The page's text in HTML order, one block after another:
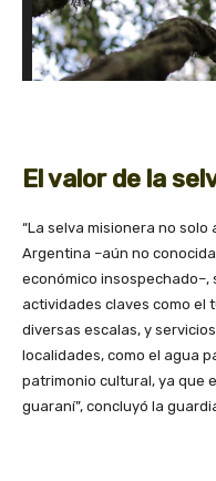
El valor de la
“La selva misionera no
Argentina –aún no
económico insospechado–,
actividades claves como el
diversas escalas, y
localidades, como el agua
patrimonio cultural, ya que
guaraní”, concluyó la